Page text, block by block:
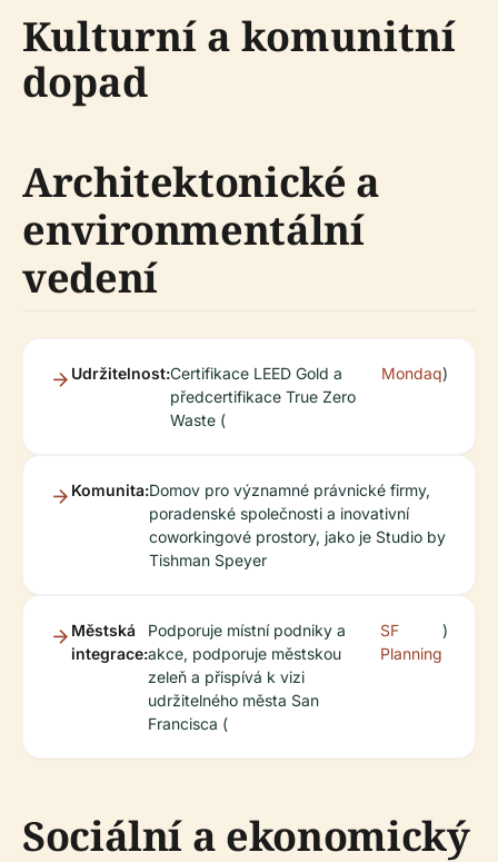
Kulturní a komunitní
dopad
Architektonické a
environmentální
vedení
Udržitelnost:Certifikace LEED Gold a
předcertifikace True Zero
Waste (
Mondaq)
Komunita:Domov pro významné právnické firmy,
poradenské společnosti a inovativní
coworkingové prostory, jako je Studio by
Tishman Speyer
Městská
integrace:
Podporuje místní podniky a
akce, podporuje městskou
zeleň a přispívá k vizi
udržitelného města San
Francisca (
SF
Planning
)
Sociální a ekonomický